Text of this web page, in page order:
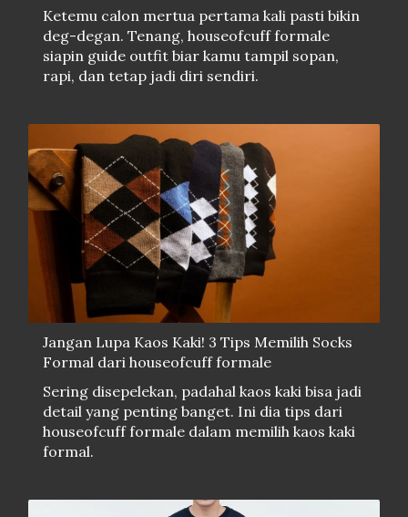
Ketemu calon mertua pertama kali pasti bikin
deg-degan. Tenang, houseofcuff formale
siapin guide outfit biar kamu tampil sopan,
rapi, dan tetap jadi diri sendiri.
Jangan Lupa Kaos Kaki! 3 Tips Memilih Socks
Formal dari houseofcuff formale
Sering disepelekan, padahal kaos kaki bisa jadi
detail yang penting banget. Ini dia tips dari
houseofcuff formale dalam memilih kaos kaki
formal.